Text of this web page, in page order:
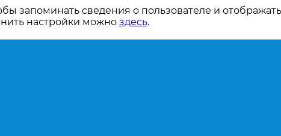
запоминать сведения о пользователе и
настройки можно здесь.